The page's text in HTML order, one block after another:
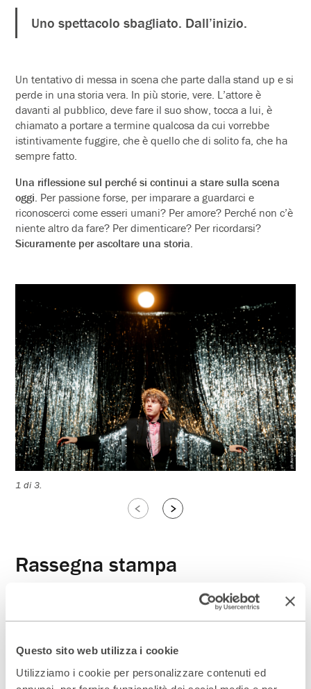
Questo sito web utilizza i cookie
Utilizziamo i cookie per personalizzare contenuti ed
Uno spettacolo sbagliato. Dall’inizio.
Un tentativo di messa in scena che parte dalla stand up e si
perde in una storia vera. In più storie, vere. L’attore è
davanti al pubblico, deve fare il suo show, tocca a lui, è
chiamato a portare a termine qualcosa da cui vorrebbe
istintivamente fuggire, che è quello che di solito fa, che ha
sempre fatto.
Una riflessione sul perché si continui a stare sulla scena
oggi. Per passione forse, per imparare a guardarci e
riconoscerci come esseri umani? Per amore? Perché non c’è
niente altro da fare? Per dimenticare? Per ricordarsi?
Sicuramente per ascoltare una storia.
1 di 3.
Slide
Rassegna stampa
Tuttomilano – Riflessioni di un